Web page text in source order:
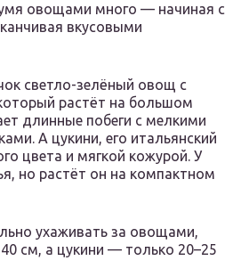
овощами много — начиная с
вкусовыми
светло-зелёный овощ с
растёт на большом
длинные побеги с мелкими
А цукини, его итальянский
цвета и мягкой кожурой. У
но растёт он на компактном
ухаживать за овощами,
см, а цукини — только 20–25